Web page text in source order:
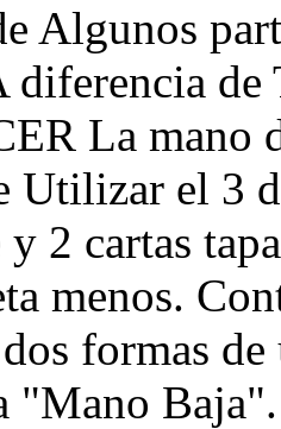
Algunos
diferencia de
La mano
Utilizar el 3
y 2 cartas
menos.
formas
"Mano Baja".